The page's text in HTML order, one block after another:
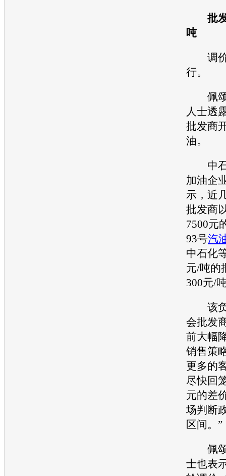
批发
吨
调价
行。
佩颂
人士透
批发商
油。
中石
加油企
示，近
批发商
7500元
93号汽
中石化
元/吨的
300元/
该负
会批发
前大幅
销售策
更多的
尽快回
元的差
场判断
区间。”
佩颂
士也表